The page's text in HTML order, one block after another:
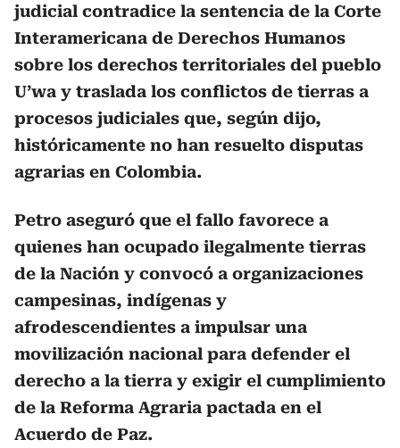
judicial contradice la sentencia de la Corte
Interamericana de Derechos Humanos
sobre los derechos territoriales del pueblo
U’wa y traslada los conflictos de tierras a
procesos judiciales que, según dijo,
históricamente no han resuelto disputas
agrarias en Colombia.
Petro aseguró que el fallo favorece a
quienes han ocupado ilegalmente tierras
de la Nación y convocó a organizaciones
campesinas, indígenas y
afrodescendientes a impulsar una
movilización nacional para defender el
derecho a la tierra y exigir el cumplimiento
de la Reforma Agraria pactada en el
Acuerdo de Paz.